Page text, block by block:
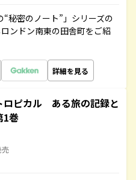
秘密のノート”」シリーズの
ンドン南東の田舎町をご紹
詳細を見る
ロピカル ある旅の記録と
巻
売